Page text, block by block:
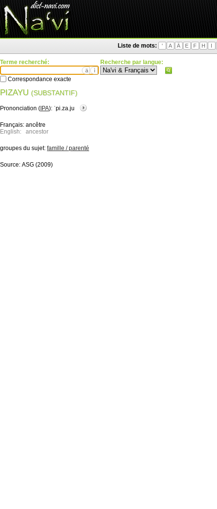
Liste de mots: ' A Ä E F H I
Terme recherché:
ä ì
Correspondance exacte
Recherche par langue:
PIZAYU (SUBSTANTIF)
Prononciation ( IPA): ˈpi.za.ju
Français: ancêtre
English:
ancestor
groupes du sujet: famille / parenté
Source: ASG (2009)